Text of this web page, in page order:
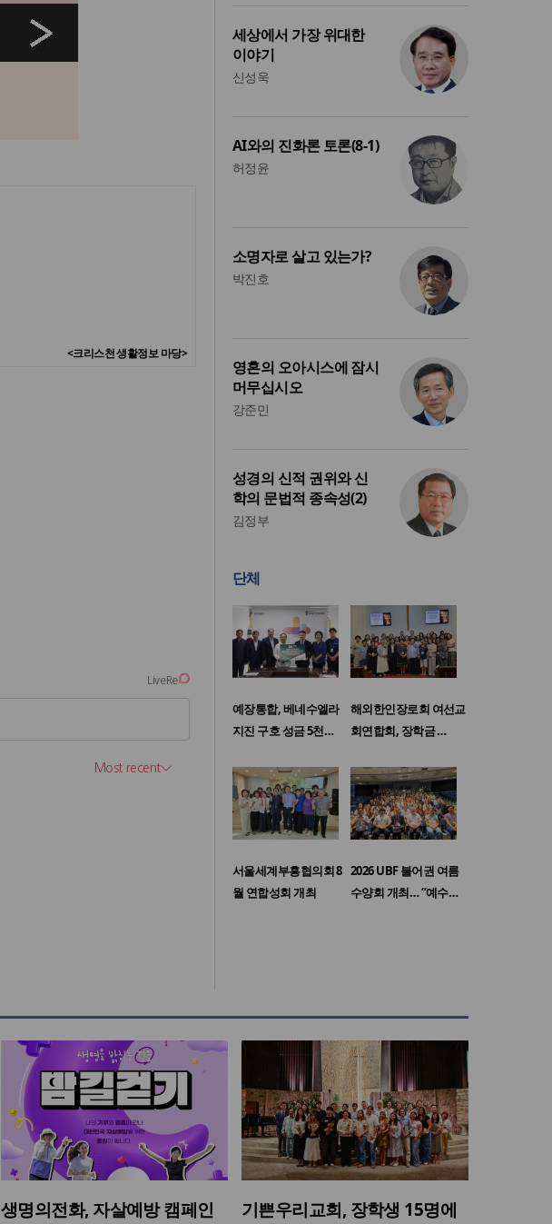
<크리스천 생활정보 마당>
세상에서 가장 위대한
이야기
신성욱
AI와의 진화론 토론(8-1)
허정윤
소명자로 살고 있는가?
박진호
영혼의 오아시스에 잠시
머무십시오
강준민
성경의 신적 권위와 신
학의 문법적 종속성(2)
김정부
단체
예장통합, 베네수엘라
지진 구호 성금 5천…
해외한인장로회 여선교
회연합회, 장학금 …
서울세계부흥협의회 8
월 연합성회 개최
2026 UBF 불어권 여름
수양회 개최… “예수…
생명의전화, 자살예방 캠페인
기쁜우리교회, 장학생 15명에